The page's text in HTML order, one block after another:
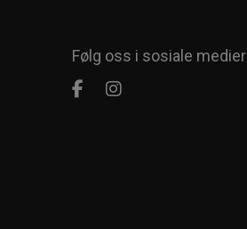
Følg oss i sosiale medier